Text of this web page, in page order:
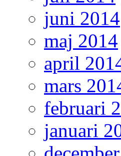
juni 2014
maj 2014
april
mars
februari
januari